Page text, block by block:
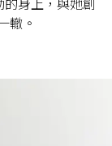
轍。